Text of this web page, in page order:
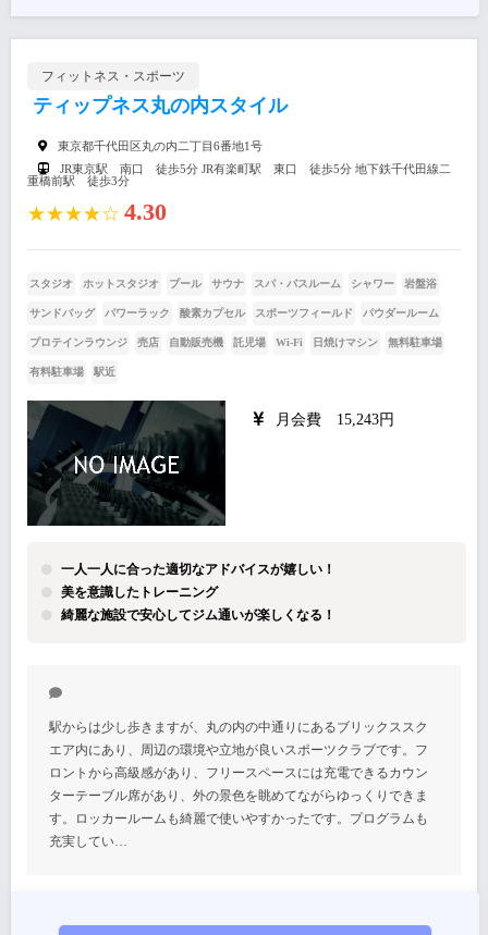
フィットネス・スポーツ
ティップネス丸の内スタイル
東京都千代田区丸の内二丁目6番地1号
JR東京駅 南口 徒歩5分 JR有楽町駅 東口 徒歩5分 地下鉄千代田線二
重橋前駅 徒歩3分
★★★★☆ 4.30
スタジオ ホットスタジオ プール サウナ スパ・バスルーム シャワー 岩盤浴
サンドバッグ パワーラック 酸素カプセル スポーツフィールド パウダールーム
プロテインラウンジ 売店 自動販売機 託児場 Wi-Fi 日焼けマシン 無料駐車場
有料駐車場 駅近
月会費 15,243円
一人一人に合った適切なアドバイスが嬉しい！
美を意識したトレーニング
綺麗な施設で安心してジム通いが楽しくなる！
駅からは少し歩きますが、丸の内の中通りにあるブリックススク
エア内にあり、周辺の環境や立地が良いスポーツクラブです。フ
ロントから高級感があり、フリースペースには充電できるカウン
ターテーブル席があり、外の景色を眺めてながらゆっくりできま
す。ロッカールームも綺麗で使いやすかったです。プログラムも
充実してい…